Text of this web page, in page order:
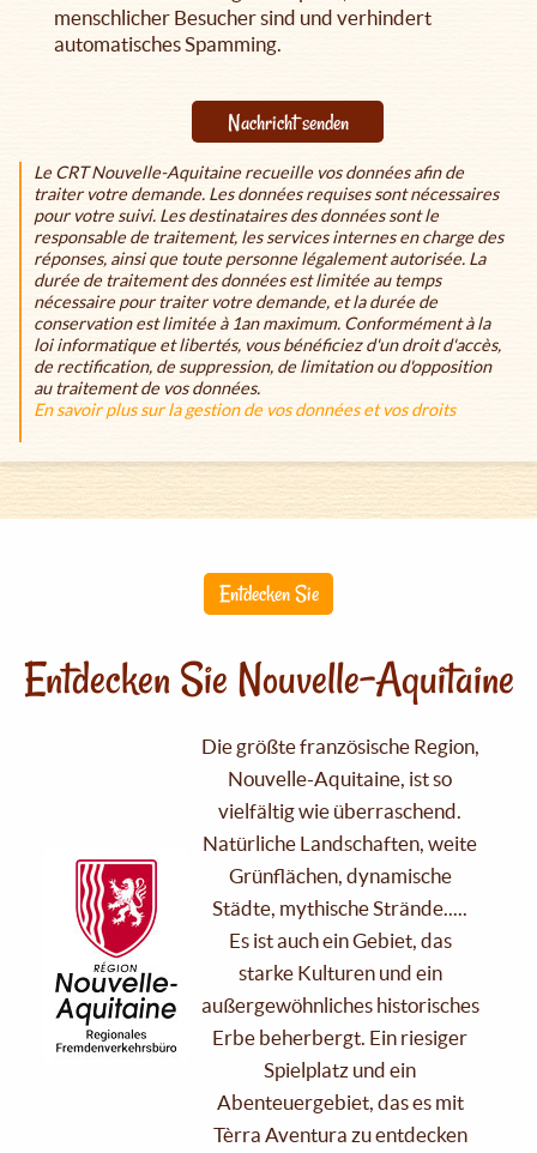
menschlicher Besucher sind und verhindert
automatisches Spamming.
Nachricht senden
Le CRT Nouvelle-Aquitaine recueille vos données afin de
traiter votre demande. Les données requises sont nécessaires
pour votre suivi. Les destinataires des données sont le
responsable de traitement, les services internes en charge des
réponses, ainsi que toute personne légalement autorisée. La
durée de traitement des données est limitée au temps
nécessaire pour traiter votre demande, et la durée de
conservation est limitée à 1an maximum. Conformément à la
loi informatique et libertés, vous bénéficiez d'un droit d'accès,
de rectification, de suppression, de limitation ou d'opposition
au traitement de vos données.
En savoir plus sur la gestion de vos données et vos droits
Entdecken Sie
Entdecken Sie Nouvelle-Aquitaine
Die größte französische Region,
Nouvelle-Aquitaine, ist so
vielfältig wie überraschend.
Natürliche Landschaften, weite
Grünflächen, dynamische
Städte, mythische Strände.....
Es ist auch ein Gebiet, das
starke Kulturen und ein
außergewöhnliches historisches
Erbe beherbergt. Ein riesiger
Spielplatz und ein
Abenteuergebiet, das es mit
Tèrra Aventura zu entdecken